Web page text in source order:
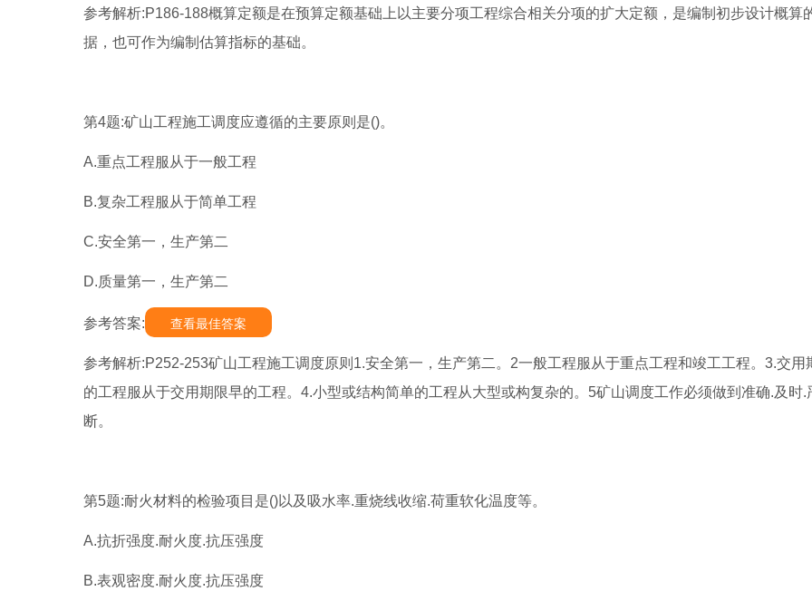
参考解析:P186-188概算定额是在预算定额基础上以主要分项工程综合相关分项的扩大定额，是编制初步设计概算
据，也可作为编制估算指标的基础。
第4题:矿山工程施工调度应遵循的主要原则是()。
A.重点工程服从于一般工程
B.复杂工程服从于简单工程
C.安全第一，生产第二
D.质量第一，生产第二
参考答案: 查看最佳答案
参考解析:P252-253矿山工程施工调度原则1.安全第一，生产第二。2一般工程服从于重点工程和竣工工程。3.交用
的工程服从于交用期限早的工程。4.小型或结构简单的工程从大型或构复杂的。5矿山调度工作必须做到准确.及时.
断。
第5题:耐火材料的检验项目是()以及吸水率.重烧线收缩.荷重软化温度等。
A.抗折强度.耐火度.抗压强度
B.表观密度.耐火度.抗压强度